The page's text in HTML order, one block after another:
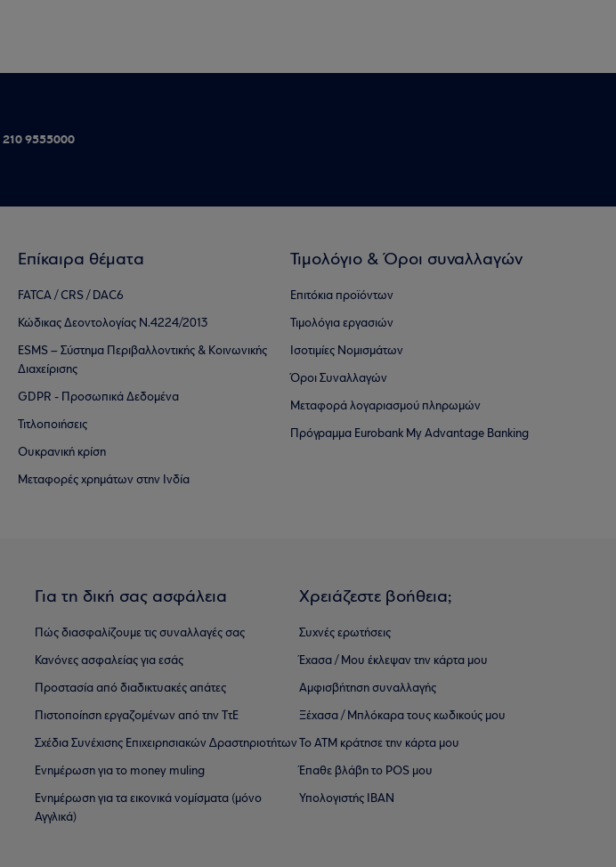
210 9555000
Επίκαιρα θέματα
FATCA / CRS / DAC6
Κώδικας Δεοντολογίας Ν.4224/2013
ESMS – Σύστημα Περιβαλλοντικής & Κοινωνικής
Διαχείρισης
GDPR - Προσωπικά Δεδομένα
Τιτλοποιήσεις
Ουκρανική κρίση
Μεταφορές χρημάτων στην Ινδία
Τιμολόγιο & Όροι συναλλαγών
Επιτόκια προϊόντων
Τιμολόγια εργασιών
Ισοτιμίες Νομισμάτων
Όροι Συναλλαγών
Μεταφορά λογαριασμού πληρωμών
Πρόγραμμα Eurobank My Advantage Banking
Για τη δική σας ασφάλεια
Πώς διασφαλίζουμε τις συναλλαγές σας
Κανόνες ασφαλείας για εσάς
Προστασία από διαδικτυακές απάτες
Πιστοποίηση εργαζομένων από την ΤτΕ
Σχέδια Συνέχισης Επιχειρησιακών ∆ραστηριοτήτων
Ενημέρωση για το money muling
Ενημέρωση για τα εικονικά νομίσματα (μόνο
Αγγλικά)
Χρειάζεστε βοήθεια;
Συχνές ερωτήσεις
Έχασα / Μου έκλεψαν την κάρτα μου
Αμφισβήτηση συναλλαγής
Ξέχασα / Μπλόκαρα τους κωδικούς μου
Το ΑΤΜ κράτησε την κάρτα μου
Έπαθε βλάβη το POS μου
Υπολογιστής IBAN